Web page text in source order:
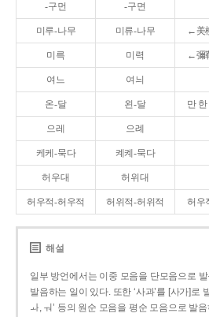
-구먼 -구면
미루-나무 미류-나무 ←美
미륵 미력 ←彌
여느 여늬
온-달 왼-달 만
으레 으례
케케-묵다 켸켸-묵다
허우대 허위대
허우적-허우적 허위적-허위적 허우
해설
일부 방언에서는 이중 모음을 단모음으로 발
발음하는 일이 있다. 또한 ‘사과’를 [사가]로
ㅘ, ㅝ’ 등의 원순 모음을 평순 모음으로 발